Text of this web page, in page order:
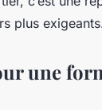
plus
une